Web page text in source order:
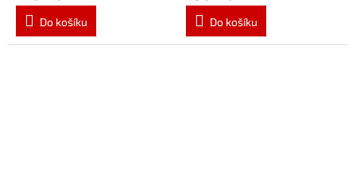
Do košíku Do košíku